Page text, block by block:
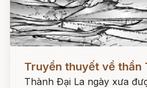
Đọc ngay
Truyền thuyết về thần
Thành Đại La ngày xưa